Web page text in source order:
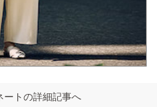
ートの詳細記事へ